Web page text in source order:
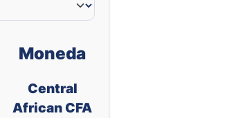
Moneda
Central
African CFA